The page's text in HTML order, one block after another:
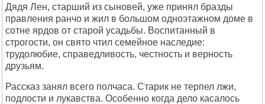
Дядя Лен, старший из сыновей, уже принял бразды
правления ранчо и жил в большом одноэтажном доме в
сотне ярдов от старой усадьбы. Воспитанный в
строгости, он свято чтил семейное наследие:
трудолюбие, справедливость, честность и верность
друзьям.
Рассказ занял всего полчаса. Старик не терпел лжи,
подлости и лукавства. Особенно когда дело касалось